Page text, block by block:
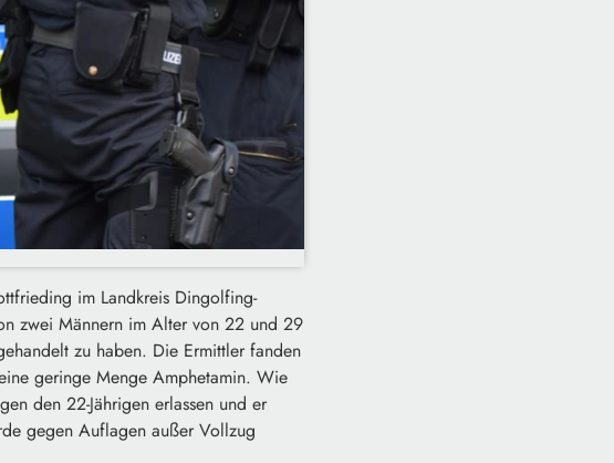
im Landkreis Dingolfing-
zwei Männern im Alter von 22 und 29
zu haben. Die Ermittler fanden
geringe Menge Amphetamin. Wie
den 22-Jährigen erlassen und er
gegen Auflagen außer Vollzug